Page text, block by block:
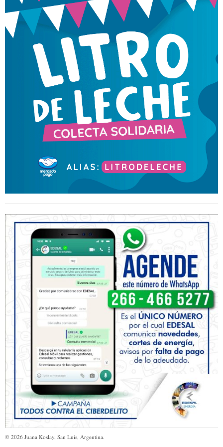
© 2026 Juana Koslay, San Luis, Argentina.